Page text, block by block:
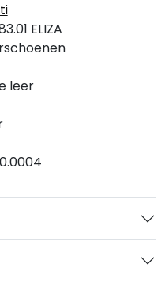
ELIZA
leer